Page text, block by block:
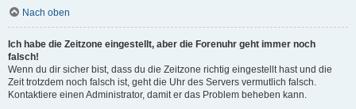
Nach oben
Ich habe die Zeitzone eingestellt, aber die Forenuhr geht immer noch
falsch!
Wenn du dir sicher bist, dass du die Zeitzone richtig eingestellt hast und die
Zeit trotzdem noch falsch ist, geht die Uhr des Servers vermutlich falsch.
Kontaktiere einen Administrator, damit er das Problem beheben kann.